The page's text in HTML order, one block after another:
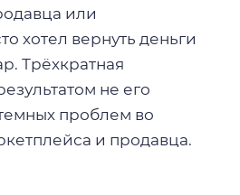
или
хотел вернуть деньги
Трёхкратная
не его
проблем во
и продавца.